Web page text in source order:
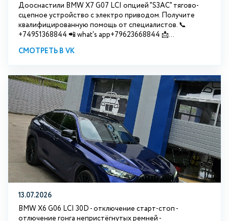
Дооснастили BMW Х7 G07 LCI опцией "S3АС" тягово-
сцепное устройство с электро приводом. Получите
квалифицированную помощь от специалистов. 📞
+74951368844 📲 what's app+79623668844 📩...
СМОТРЕТЬ В VK
13.07.2026
BMW X6 G06 LCI 30D - отключение старт-стоп -
отлючение гонга непристёгнутых ремней -